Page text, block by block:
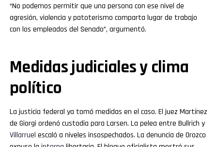
“No podemos permitir que una persona con ese nivel de
agresión, violencia y patoterismo comparta lugar de trabajo
con los empleados del Senado”, argumentó.
Medidas judiciales y clima
político
La justicia federal ya tomó medidas en el caso. El juez Martínez
de Giorgi ordenó custodia para Larsen. La pelea entre Bullrich y
Villarruel escaló a niveles insospechados. La denuncia de Orozco